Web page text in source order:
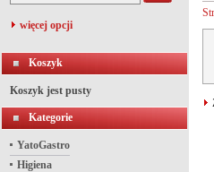
więcej opcji
Koszyk
Koszyk jest pusty
Kategorie
YatoGastro
Higiena